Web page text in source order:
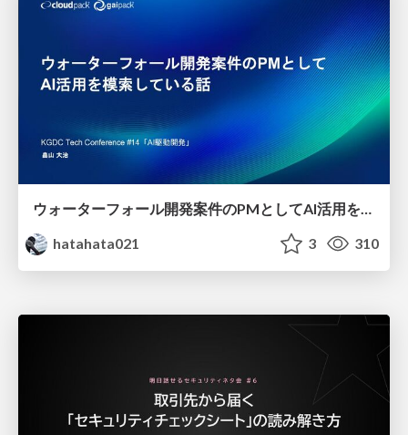
ウォーターフォール開発案件のPMとしてAI活用を模索している話
hatahata021
3 310